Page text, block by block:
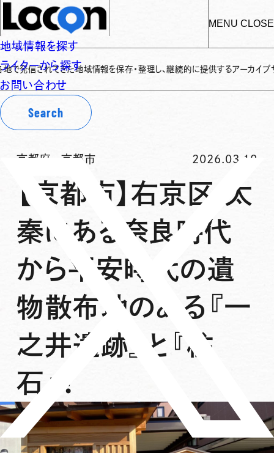
MENU CLOSE
地域情報を探す
ライターから探す
お問い合わせ
Search
てきた地域情報を保存・整理し、継続的に提供するアーカイブサイトです✌
京都府 -京都市 2026.03.19
【京都市】右京区 太
秦にある奈良時代
から平安時代の遺
物散布地のある『一
之井遺跡』と『柱
石』！